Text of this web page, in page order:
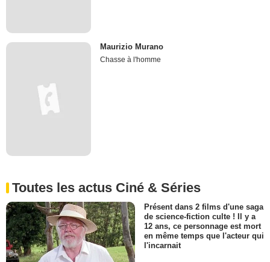
Maurizio Murano
Chasse à l'homme
Toutes les actus Ciné & Séries
Présent dans 2 films d'une saga
de science-fiction culte ! Il y a
12 ans, ce personnage est mort
en même temps que l'acteur qui
l'incarnait